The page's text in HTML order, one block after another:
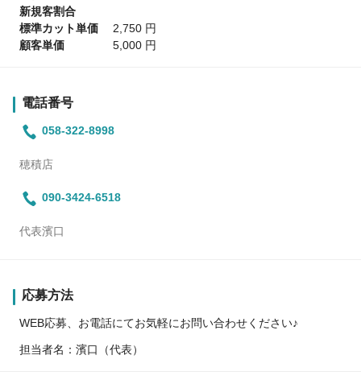
新規客割合
標準カット単価
2,750 円
顧客単価
5,000 円
電話番号
058-322-8998
穂積店
090-3424-6518
代表濱口
応募方法
WEB応募、お電話にてお気軽にお問い合わせください♪
担当者名：濱口（代表）